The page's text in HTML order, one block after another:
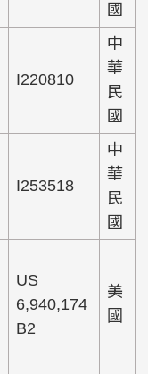
國
I220810
中
華
民
國
I253518
中
華
民
國
US
6,940,174
B2
美
國